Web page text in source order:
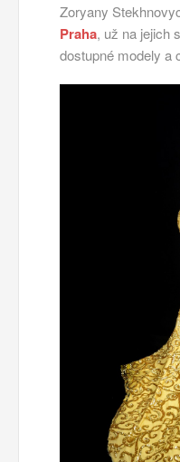
Zoryany
Praha, už na jejich
dostupné modely a